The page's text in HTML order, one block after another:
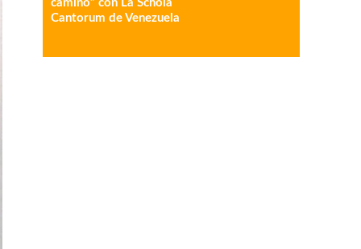
camino” con La Schola
Cantorum de Venezuela